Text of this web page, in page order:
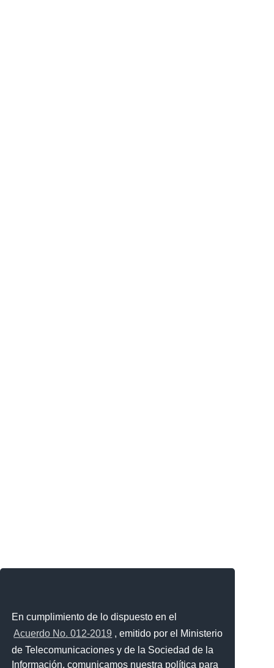
En cumplimiento de lo dispuesto en el
Acuerdo No. 012-2019 , emitido por el Ministerio
de Telecomunicaciones y de la Sociedad de la
Información, comunicamos nuestra política para